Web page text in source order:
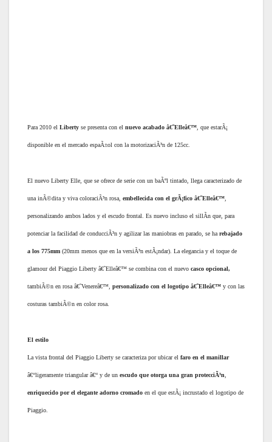
Para 2010 el Liberty se presenta con el nuevo acabado â€˜Elleâ€™ , que estarÃ¡
disponible en el mercado espaÃ±ol con la motorizaciÃ³n de 125cc.
El nuevo Liberty Elle, que se ofrece de serie con un baÃºl tintado, llega caracterizado de
una inÃ©dita y viva coloraciÃ³n rosa, embellecida con el grÃ¡fico â€˜Elleâ€™
personalizando ambos lados y el escudo frontal. Es nuevo incluso el sillÃ­n que, para
potenciar la facilidad de conducciÃ³n y agilizar las maniobras en parado, se ha rebajado
a los 775mm (20mm menos que en la versiÃ³n estÃ¡ndar). La elegancia y el toque de
glamour del Piaggio Liberty â€˜Elleâ€™ se combina con el nuevo casco opcional,
tambiÃ©n en rosa â€˜Venereâ€™, personalizado con el logotipo â€˜Elleâ€™ y con las
costuras tambiÃ©n en color rosa.
El estilo
La vista frontal del Piaggio Liberty se caracteriza por ubicar el faro en el manillar
â€“ligeramente triangular â€“ y de un escudo que otorga una gran protecciÃ³n
enriquecido por el elegante adorno cromado en el que estÃ¡ incrustado el logotipo de
Piaggio.